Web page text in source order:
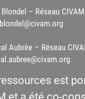
– Réseau CIVAM
Aubrée – Réseau
est